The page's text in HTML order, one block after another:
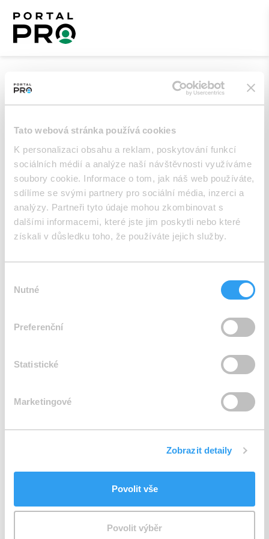
Tato webová stránka používá cookies
K personalizaci obsahu a reklam, poskytování funkcí
sociálních médií a analýze naší návštěvnosti využíváme
soubory cookie. Informace o tom, jak náš web používáte,
sdílíme se svými partnery pro sociální média, inzerci a
analýzy. Partneři tyto údaje mohou zkombinovat s
dalšími informacemi, které jste jim poskytli nebo které
získali v důsledku toho, že používáte jejich služby.
souhlasu
Nutné
Preferenční
Statistické
Marketingové
Zobrazit detaily
Povolit vše
Povolit výběr
Vytvořit novou žádost
Popis*
Přetáhněte sem soubory nebo kliknutím vyberte
Jsem zástupce společnosti